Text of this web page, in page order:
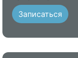
Записаться